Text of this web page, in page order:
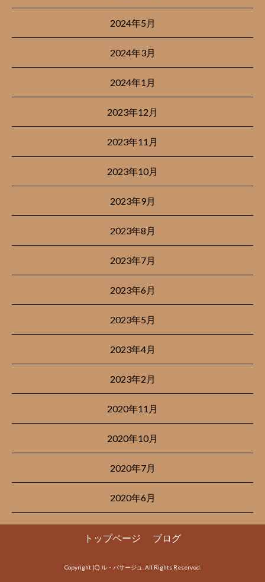
2024年5月
2024年3月
2024年1月
2023年12月
2023年11月
2023年10月
2023年9月
2023年8月
2023年7月
2023年6月
2023年5月
2023年4月
2023年2月
2020年11月
2020年10月
2020年7月
2020年6月
トップページ ブログ
Copyright (C) ル・パサージュ. All Rights Reserved.